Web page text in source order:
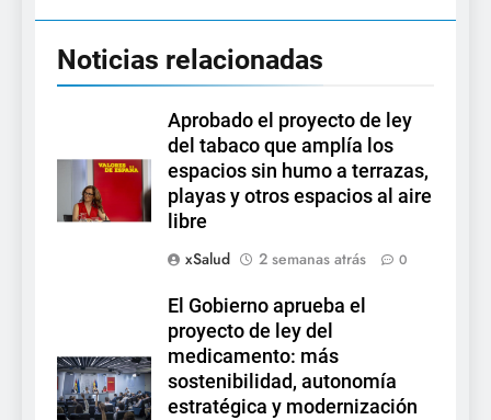
Noticias relacionadas
Aprobado el proyecto de ley
del tabaco que amplía los
espacios sin humo a terrazas,
playas y otros espacios al aire
libre
xSalud
2 semanas atrás 0
El Gobierno aprueba el
proyecto de ley del
medicamento: más
sostenibilidad, autonomía
estratégica y modernización